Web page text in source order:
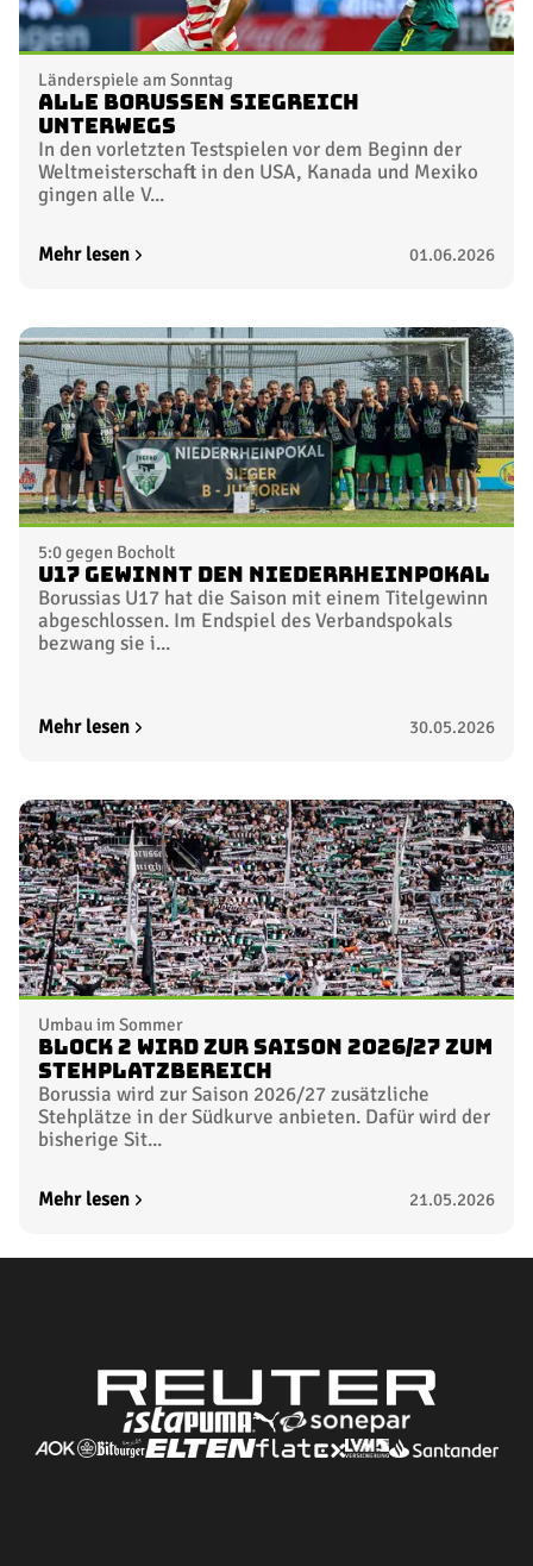
Länderspiele am Sonntag
Alle Borussen siegreich
unterwegs
In den vorletzten Testspielen vor dem Beginn der
Weltmeisterschaft in den USA, Kanada und Mexiko
gingen alle V...
Mehr lesen 01.06.2026
5:0 gegen Bocholt
U17 gewinnt den Niederrheinpokal
Borussias U17 hat die Saison mit einem Titelgewinn
abgeschlossen. Im Endspiel des Verbandspokals
bezwang sie i...
Mehr lesen 30.05.2026
Umbau im Sommer
Block 2 wird zur Saison 2026/27 zum
Stehplatzbereich
Borussia wird zur Saison 2026/27 zusätzliche
Stehplätze in der Südkurve anbieten. Dafür wird der
bisherige Sit...
Mehr lesen 21.05.2026